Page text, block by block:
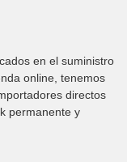
en el suministro
online, tenemos
directos
permanente y